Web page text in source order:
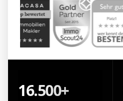
16.500+